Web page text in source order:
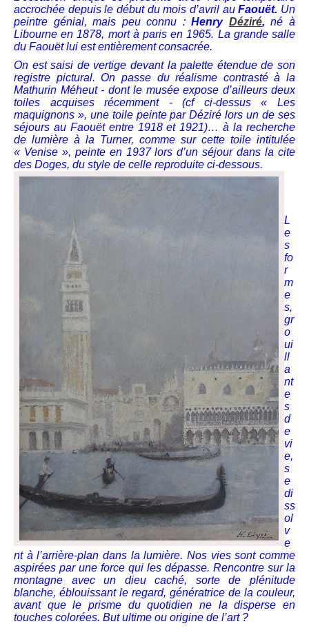
accrochée depuis le début du mois d’avril auFaouët. Un
peintre génial, mais peu connu :Henry Déziré,né à
Libourne en 1878, mort à paris en 1965. La grande salle
du Faouët lui est entièrement consacrée.
On est saisi de vertige devant la palette étendue de son
registre pictural. On passe du réalisme contrasté à la
Mathurin Méheut - dont le musée expose d’ailleurs deux
toiles acquises récemment - (cf ci-dessus « Les
maquignons », une toile peinte par Déziré lors un de ses
séjours au Faouët entre 1918 et 1921)… à la recherche
de lumière à la Turner, comme sur cette toile intitulée
« Venise », peinte en 1937 lors d’un séjour dans la cite
des Doges, du style de celle reproduite ci-dessous.
L
e
s
fo
r
m
e
s,
gr
o
ui
ll
a
nt
e
s
d
e
vi
e,
s
e
di
ss
ol
v
e
nt à l’arrière-plan dans la lumière. Nos vies sont comme
aspirées par une force qui les dépasse. Rencontre sur la
montagne avec un dieu caché, sorte de plénitude
blanche, éblouissant le regard, génératrice de la couleur,
avant que le prisme du quotidien ne la disperse en
touches colorées. But ultime ou origine de l’art ?